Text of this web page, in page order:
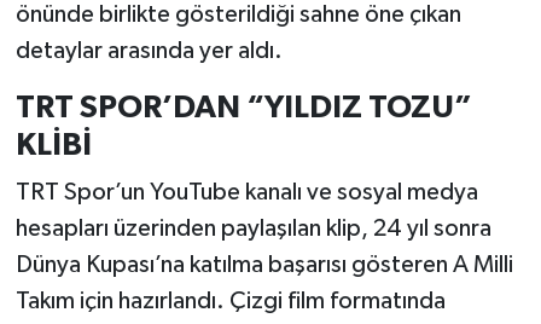
önünde birlikte gösterildiği sahne öne çıkan
detaylar arasında yer aldı.
TRT SPOR’DAN “YILDIZ TOZU”
KLİBİ
TRT Spor’un YouTube kanalı ve sosyal medya
hesapları üzerinden paylaşılan klip, 24 yıl sonra
Dünya Kupası’na katılma başarısı gösteren A Milli
Takım için hazırlandı. Çizgi film formatında